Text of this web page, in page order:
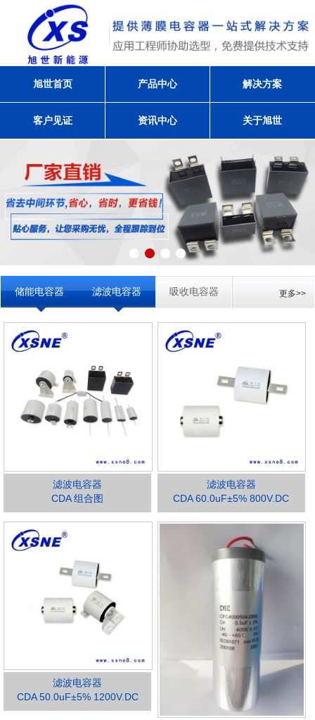
旭世首页 产品中心 解决方案
客户见证 资讯中心 关于旭世
储能电容器 滤波电容器 吸收电容器 更多>>
滤波电容器
CDA 组合图
滤波电容器
CDA 60.0uF±5% 800V.DC
滤波电容器
CDA 50.0uF±5% 1200V.DC